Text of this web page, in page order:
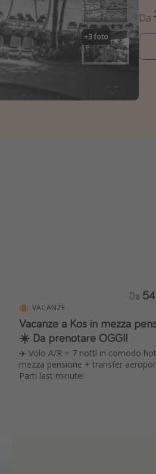
+3foto
Da
VACANZE
Vacanze a Kos in mezza
☀️ Da prenotare OGGI!
✈️ Volo A/R + 7 notti in comodo
mezza pensione + transfer
Parti last minute!
Da